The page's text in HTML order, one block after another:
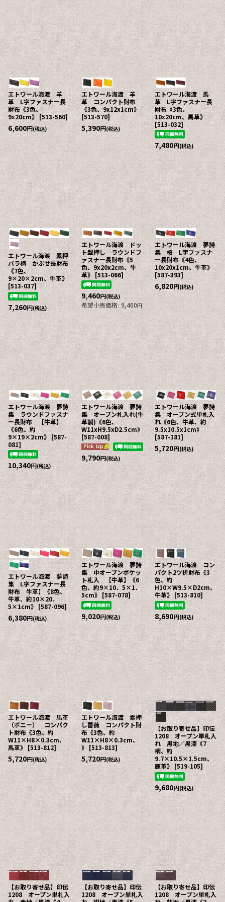
エトワール海渡 羊
革 L字ファスナー長
財布《3色、
9x20cm》 [513-560]
6,600円(税込)
エトワール海渡 羊
革 コンパクト財布
《3色、9x12x1cm》
[513-570]
5,390円(税込)
エトワール海渡 馬
革 L字ファスナー長
財布《3色、
10x20cm、馬革》
[513-032]
7,480円(税込)
エトワール海渡 素押
バラ柄 かぶせ長財布
《7色、
9×20×2cm、牛革》
[513-037]
7,260円(税込)
エトワール海渡 ドッ
ト型押し ラウンドフ
ァスナー長財布《5
色、9x20x2cm、牛
革》 [513-066]
9,460円(税込)
希望小売価格: 9,460円
エトワール海渡 夢詩
集 桜 L字ファスナ
ー長財布《4色、
10x20x1cm、牛革》
[587-393]
6,820円(税込)
エトワール海渡 夢詩
集 ラウンドファスナ
ー長財布 【牛革】
《6色、約
9×19×2cm》[587-
081]
10,340円(税込)
エトワール海渡 夢詩
集 オープン札入れ(牛
革製)《6色、
W11xH9.5xD2.5cm》
[587-008]
9,790円(税込)
エトワール海渡 夢詩
集 オープン式単札入
れ《6色、牛革、約
9.5x10.5x1cm》
[587-181]
5,720円(税込)
エトワール海渡 夢詩
集 L字ファスナー長
財布 牛革】《8色、
牛革、約10×20．
5×1cm》 [587-096]
6,380円(税込)
エトワール海渡 夢詩
集 中オープンポケッ
ト札入 【牛革】《6
色、約9×10．5×1．
5cm》 [587-078]
9,020円(税込)
エトワール海渡 コン
パクト2ツ折財布《3
色、約
H10×W9.5×D2cm、
牛革》 [513-810]
8,690円(税込)
エトワール海渡 馬革
（ポニー） コンパク
ト財布《3色、約
W11×H8×0.3cm、
馬革》 [513-812]
5,720円(税込)
エトワール海渡 素押
し薔薇 コンパクト財
布《3色、約
W11×H8×0.3cm、
》 [513-813]
5,720円(税込)
【お取り寄せ品】印伝
1208 オープン単札入
れ 黒地／黒漆《7
柄、約
9.7×10.5×1.5cm、
鹿革》[519-105]
9,680円(税込)
【お取り寄せ品】印伝
1208 オープン単札入
【お取り寄せ品】印伝
1208 オープン単札入
【お取り寄せ品】印伝
1208 オープン単札入